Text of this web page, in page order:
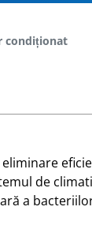
condiționat
de
a